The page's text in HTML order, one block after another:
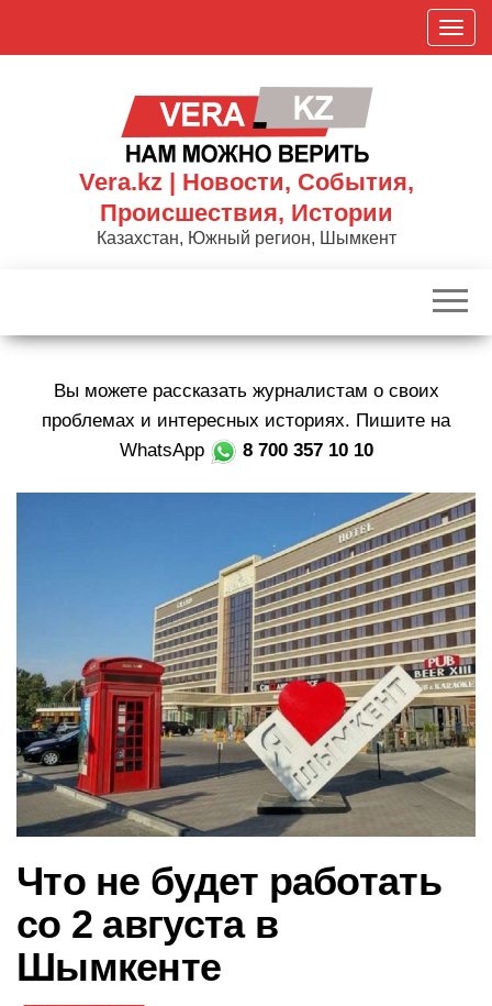
П
о
к
р
в
и
г
а
ц
и
ю
Vera.kz | Новости, События,
Происшествия, Истории
Казахстан, Южный регион, Шымкент
Вы можете рассказать журналистам о своих
проблемах и интересных историях. Пишите на
WhatsApp
8 700 357 10 10
Что не будет работать
со 2 августа в
Шымкенте